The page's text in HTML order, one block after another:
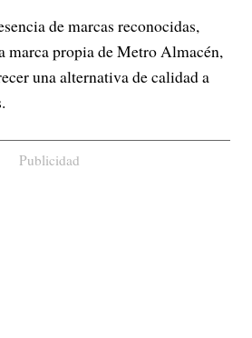
de marcas reconocidas,
marca propia de Metro Almacén,
una alternativa de calidad a
Publicidad